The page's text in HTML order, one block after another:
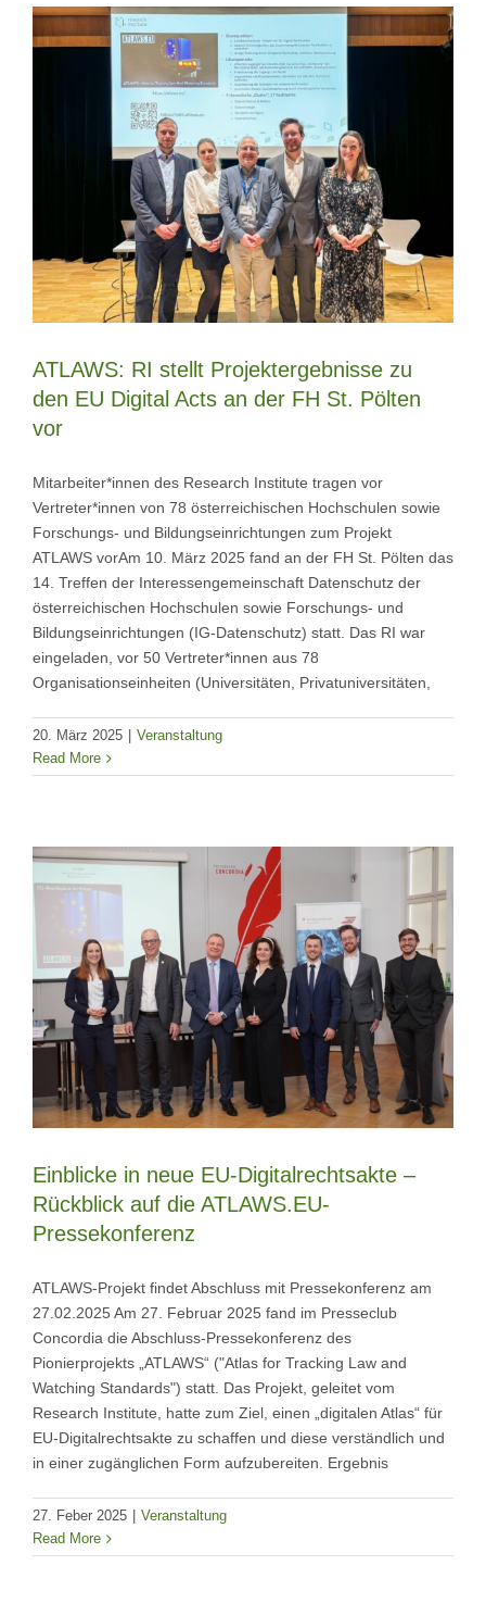
ATLAWS: RI stellt Projektergebnisse zu
den EU Digital Acts an der FH St. Pölten
vor
Mitarbeiter*innen des Research Institute tragen vor
Vertreter*innen von 78 österreichischen Hochschulen sowie
Forschungs- und Bildungseinrichtungen zum Projekt
ATLAWS vorAm 10. März 2025 fand an der FH St. Pölten das
14. Treffen der Interessengemeinschaft Datenschutz der
österreichischen Hochschulen sowie Forschungs- und
Bildungseinrichtungen (IG-Datenschutz) statt. Das RI war
eingeladen, vor 50 Vertreter*innen aus 78
Organisationseinheiten (Universitäten, Privatuniversitäten,
20. März 2025
Veranstaltung
Read More
Einblicke in neue EU-Digitalrechtsakte –
Rückblick auf die ATLAWS.EU-
Pressekonferenz
ATLAWS-Projekt findet Abschluss mit Pressekonferenz am
27.02.2025 Am 27. Februar 2025 fand im Presseclub
Concordia die Abschluss-Pressekonferenz des
Pionierprojekts „ATLAWS“ ("Atlas for Tracking Law and
Watching Standards") statt. Das Projekt, geleitet vom
Research Institute, hatte zum Ziel, einen „digitalen Atlas“ für
EU-Digitalrechtsakte zu schaffen und diese verständlich und
in einer zugänglichen Form aufzubereiten. Ergebnis
27. Feber 2025
Veranstaltung
Read More